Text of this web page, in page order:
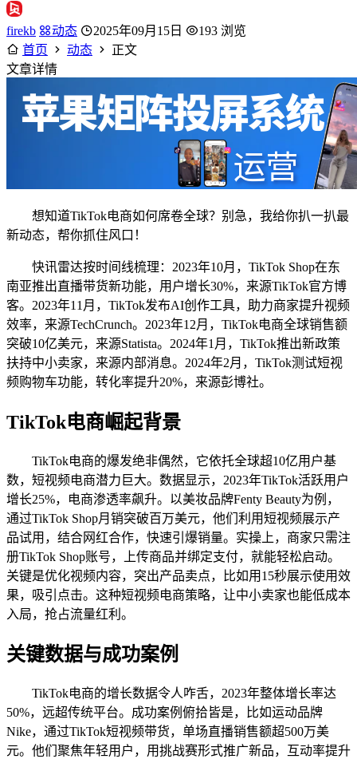
firekb 动态 2025年09月15日
193 浏览
首页
动态
正文
文章详情
想知道TikTok电商如何席卷全球？别急，我给你扒一扒最
新动态，帮你抓住风口！
快讯雷达按时间线梳理：2023年10月，TikTok Shop在东
南亚推出直播带货新功能，用户增长30%，来源TikTok官方博
客。2023年11月，TikTok发布AI创作工具，助力商家提升视频
效率，来源TechCrunch。2023年12月，TikTok电商全球销售额
突破10亿美元，来源Statista。2024年1月，TikTok推出新政策
扶持中小卖家，来源内部消息。2024年2月，TikTok测试短视
频购物车功能，转化率提升20%，来源彭博社。
TikTok电商崛起背景
TikTok电商的爆发绝非偶然，它依托全球超10亿用户基
数，短视频电商潜力巨大。数据显示，2023年TikTok活跃用户
增长25%，电商渗透率飙升。以美妆品牌Fenty Beauty为例，
通过TikTok Shop月销突破百万美元，他们利用短视频展示产
品试用，结合网红合作，快速引爆销量。实操上，商家只需注
册TikTok Shop账号，上传商品并绑定支付，就能轻松启动。
关键是优化视频内容，突出产品卖点，比如用15秒展示使用效
果，吸引点击。这种短视频电商策略，让中小卖家也能低成本
入局，抢占流量红利。
关键数据与成功案例
TikTok电商的增长数据令人咋舌，2023年整体增长率达
50%，远超传统平台。成功案例俯拾皆是，比如运动品牌
Nike，通过TikTok短视频带货，单场直播销售额超500万美
元。他们聚焦年轻用户，用挑战赛形式推广新品，互动率提升